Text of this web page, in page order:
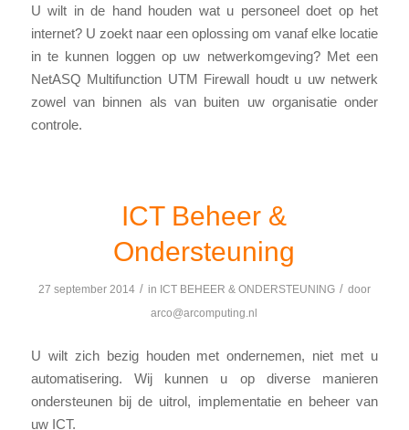
U wilt in de hand houden wat u personeel doet op het
internet? U zoekt naar een oplossing om vanaf elke locatie
in te kunnen loggen op uw netwerkomgeving? Met een
NetASQ Multifunction UTM Firewall houdt u uw netwerk
zowel van binnen als van buiten uw organisatie onder
controle.
ICT Beheer &
Ondersteuning
27 september 2014 / in ICT BEHEER & ONDERSTEUNING / door
arco@arcomputing.nl
U wilt zich bezig houden met ondernemen, niet met u
automatisering. Wij kunnen u op diverse manieren
ondersteunen bij de uitrol, implementatie en beheer van
uw ICT.